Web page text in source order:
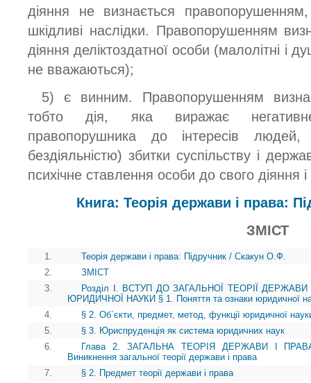
діяння не визнається
шкідливі наслідки. Правопорушенням
діяння деліктоздатної особи (малолітні і
не вважаються);
5) є винним. Правопорушенням
тобто дія, яка виражає
правопорушника до інтересів
бездіяльністю) збитки суспільству і
психічне ставлення особи до свого діяння і
Книга: Теорія держави і права:
ЗМІСТ
1.
Теорія держави і права: Підручник / Скакун О.Ф.
2.
ЗМІСТ
3.
Розділ І. ВСТУП ДО ЗАГАЛЬНОЇ ТЕОРІЇ
ЮРИДИЧНОЇ НАУКИ § 1. Поняття та ознаки юридичної
4.
§ 2. Об`єкти, предмет, метод, функції юридичної
5.
§ 3. Юриспруденція як система юридичних наук
6.
Глава 2. ЗАГАЛЬНА ТЕОРІЯ ДЕРЖАВИ І
Виникнення загальної теорії держави і права
7.
§ 2. Предмет теорії держави і права